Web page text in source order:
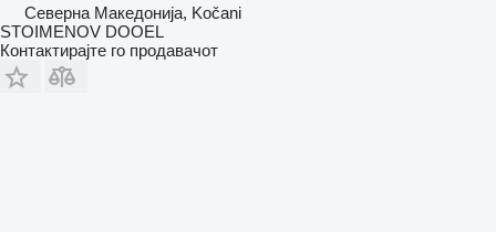
Северна Македонија, Kočani
STOIMENOV DOOEL
Контактирајте го продавачот